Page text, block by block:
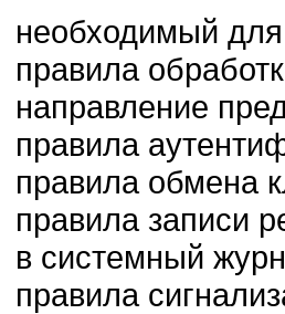
необходимый
правила
направление
правила
правила обмена
правила записи
в системный
правила